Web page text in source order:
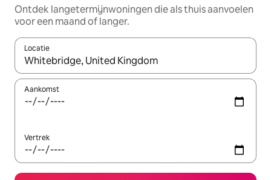
Ontdek langetermijnwoningen die als thuis aanvoelen
voor een maand of langer.
Locatie
Wanneer er resultaten beschikbaar zijn, maak je een keuze
Aankomst
Vertrek